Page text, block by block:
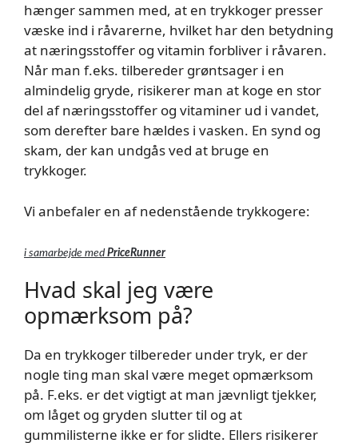
hænger sammen med, at en trykkoger presser
væske ind i råvarerne, hvilket har den betydning
at næringsstoffer og vitamin forbliver i råvaren.
Når man f.eks. tilbereder grøntsager i en
almindelig gryde, risikerer man at koge en stor
del af næringsstoffer og vitaminer ud i vandet,
som derefter bare hældes i vasken. En synd og
skam, der kan undgås ved at bruge en
trykkoger.
Vi anbefaler en af nedenstående trykkogere:
i samarbejde med PriceRunner
Hvad skal jeg være
opmærksom på?
Da en trykkoger tilbereder under tryk, er der
nogle ting man skal være meget opmærksom
på. F.eks. er det vigtigt at man jævnligt tjekker,
om låget og gryden slutter til og at
gummilisterne ikke er for slidte. Ellers risikerer